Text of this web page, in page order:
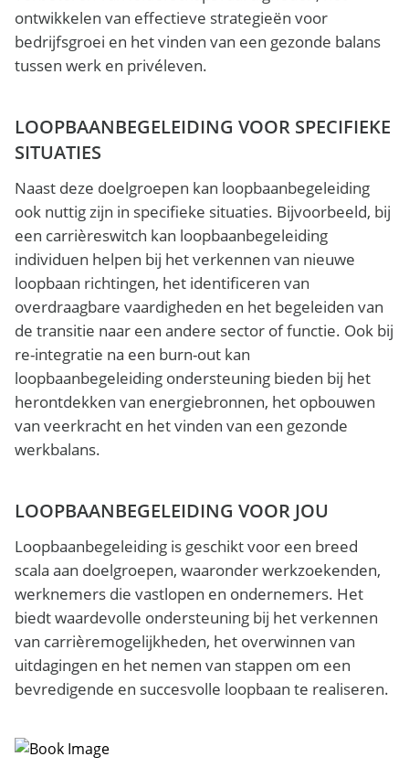
ontwikkelen van effectieve strategieën voor
bedrijfsgroei en het vinden van een gezonde balans
tussen werk en privéleven.
LOOPBAANBEGELEIDING VOOR SPECIFIEKE
SITUATIES
Naast deze doelgroepen kan loopbaanbegeleiding
ook nuttig zijn in specifieke situaties. Bijvoorbeeld, bij
een carrièreswitch kan loopbaanbegeleiding
individuen helpen bij het verkennen van nieuwe
loopbaan richtingen, het identificeren van
overdraagbare vaardigheden en het begeleiden van
de transitie naar een andere sector of functie. Ook bij
re-integratie na een burn-out kan
loopbaanbegeleiding ondersteuning bieden bij het
herontdekken van energiebronnen, het opbouwen
van veerkracht en het vinden van een gezonde
werkbalans.
LOOPBAANBEGELEIDING VOOR JOU
Loopbaanbegeleiding is geschikt voor een breed
scala aan doelgroepen, waaronder werkzoekenden,
werknemers die vastlopen en ondernemers. Het
biedt waardevolle ondersteuning bij het verkennen
van carrièremogelijkheden, het overwinnen van
uitdagingen en het nemen van stappen om een
bevredigende en succesvolle loopbaan te realiseren.